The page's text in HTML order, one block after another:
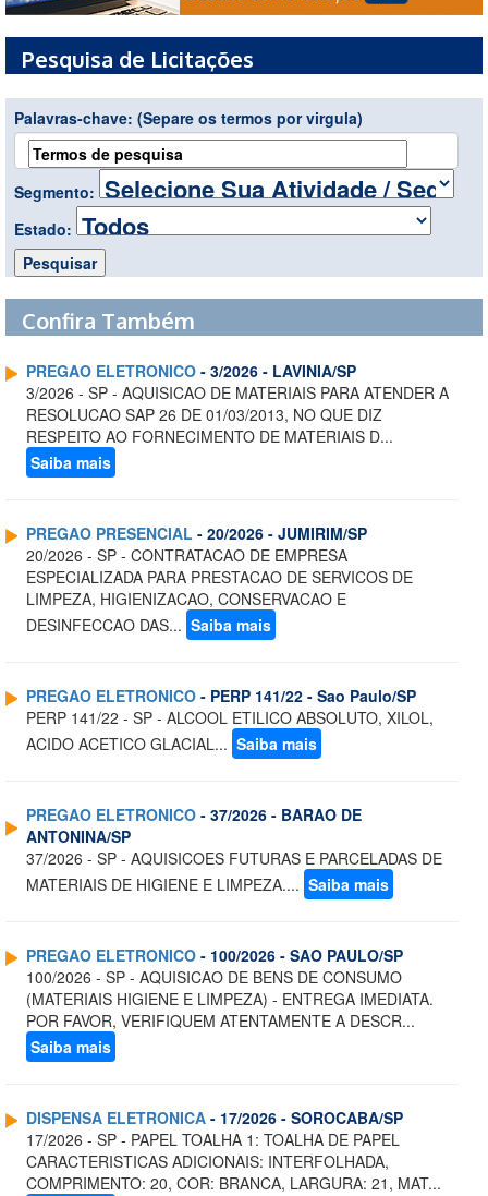
Pesquisa de Licitações
Palavras-chave: (Separe os termos por virgula)
Segmento:
Estado:
Confira Também
PREGAO ELETRONICO - 3/2026 - LAVINIA/SP
3/2026 - SP - AQUISICAO DE MATERIAIS PARA ATENDER A
RESOLUCAO SAP 26 DE 01/03/2013, NO QUE DIZ
RESPEITO AO FORNECIMENTO DE MATERIAIS D...
Saiba mais
PREGAO PRESENCIAL - 20/2026 - JUMIRIM/SP
20/2026 - SP - CONTRATACAO DE EMPRESA
ESPECIALIZADA PARA PRESTACAO DE SERVICOS DE
LIMPEZA, HIGIENIZACAO, CONSERVACAO E
DESINFECCAO DAS... Saiba mais
PREGAO ELETRONICO - PERP 141/22 - Sao Paulo/SP
PERP 141/22 - SP - ALCOOL ETILICO ABSOLUTO, XILOL,
ACIDO ACETICO GLACIAL... Saiba mais
PREGAO ELETRONICO - 37/2026 - BARAO DE
ANTONINA/SP
37/2026 - SP - AQUISICOES FUTURAS E PARCELADAS DE
MATERIAIS DE HIGIENE E LIMPEZA.... Saiba mais
PREGAO ELETRONICO - 100/2026 - SAO PAULO/SP
100/2026 - SP - AQUISICAO DE BENS DE CONSUMO
(MATERIAIS HIGIENE E LIMPEZA) - ENTREGA IMEDIATA.
POR FAVOR, VERIFIQUEM ATENTAMENTE A DESCR...
Saiba mais
DISPENSA ELETRONICA - 17/2026 - SOROCABA/SP
17/2026 - SP - PAPEL TOALHA 1: TOALHA DE PAPEL
CARACTERISTICAS ADICIONAIS: INTERFOLHADA,
COMPRIMENTO: 20, COR: BRANCA, LARGURA: 21, MAT...